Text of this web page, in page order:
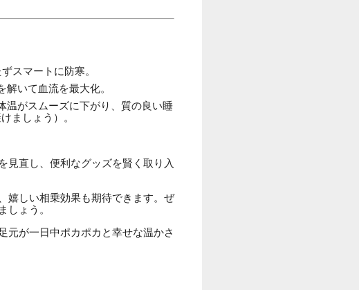
スマートに防寒。
いて血流を最大化。
温がスムーズに下がり、質の良い睡
ましょう）。
見直し、便利なグッズを賢く取り入
嬉しい相乗効果も期待できます。ぜ
しょう。
元が一日中ポカポカと幸せな温かさ